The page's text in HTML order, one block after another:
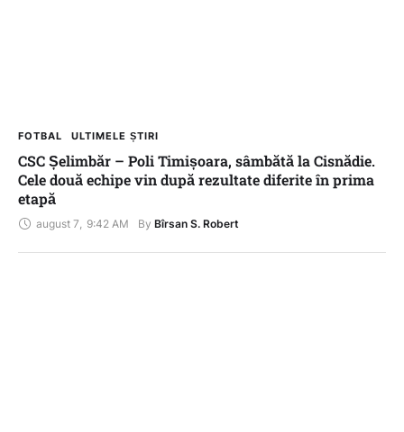
FOTBAL ULTIMELE ȘTIRI
CSC Șelimbăr – Poli Timișoara, sâmbătă la Cisnădie.
Cele două echipe vin după rezultate diferite în prima
etapă
august 7 9:42 AM By Bîrsan S. Robert